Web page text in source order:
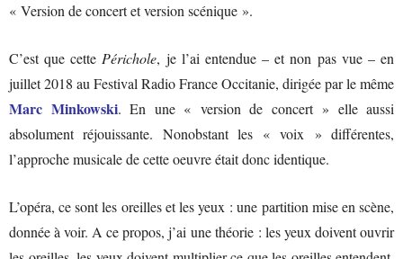
« Version de concert et version scénique ».
C’est que cette Périchole, je l’ai entendue – et non pas vue – en
juillet 2018 au Festival Radio France Occitanie, dirigée par le même
Marc Minkowski. En une « version de concert » elle aussi
absolument réjouissante. Nonobstant les « voix » différentes,
l’approche musicale de cette oeuvre était donc identique.
L’opéra, ce sont les oreilles et les yeux : une partition mise en scène,
donnée à voir. A ce propos, j’ai une théorie : les yeux doivent ouvrir